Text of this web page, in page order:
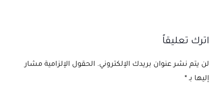
اترك تعليقاً
لن يتم نشر عنوان بريدك الإلكتروني. الحقول الإلزامية مشار
إليها بـ*